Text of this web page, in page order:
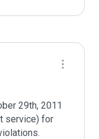
29th, 2011
service) for